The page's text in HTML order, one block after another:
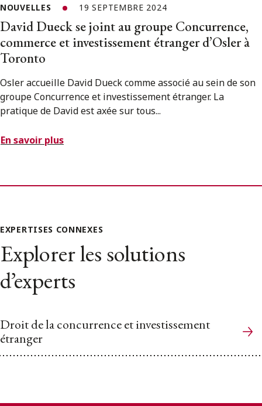
NOUVELLES 19 SEPTEMBRE 2024
David Dueck se joint au groupe Concurrence,
commerce et investissement étranger d’Osler à
Toronto
Osler accueille David Dueck comme associé au sein de son
groupe Concurrence et investissement étranger. La
pratique de David est axée sur tous...
En savoir plus
EXPERTISES CONNEXES
Explorer les solutions
d’experts
Droit de la concurrence et investissement
étranger